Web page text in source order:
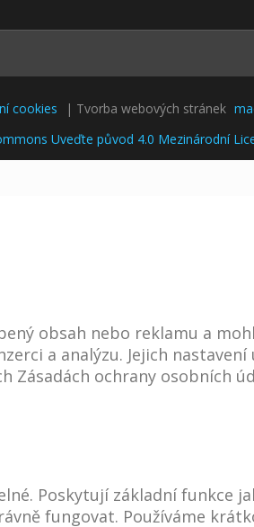
cookies | Tvorba webových stránek
Uveďte původ 4.0 Mezinárodní
obsah nebo reklamu a
a analýzu. Jejich
ochrany osobních
Poskytují základní funkce
fungovat. Používáme